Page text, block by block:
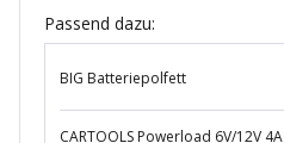
Passend dazu:
BIG Batteriepolfett
CARTOOLS Powerload 6V/12V 4A